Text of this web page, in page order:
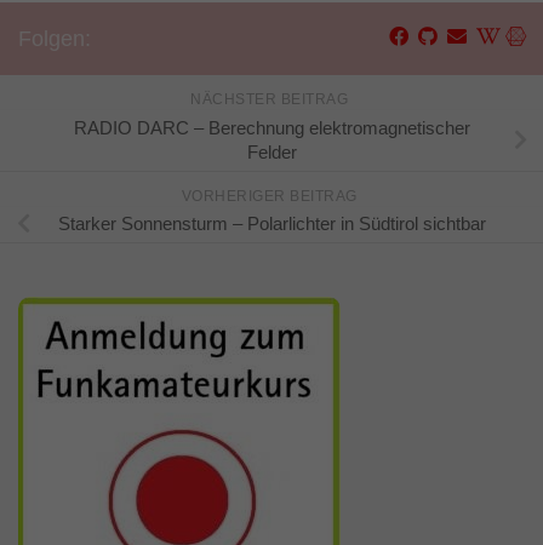
NÄCHSTER BEITRAG
RADIO DARC – Berechnung elektromagnetischer
Felder
VORHERIGER BEITRAG
Starker Sonnensturm – Polarlichter in Südtirol sichtbar